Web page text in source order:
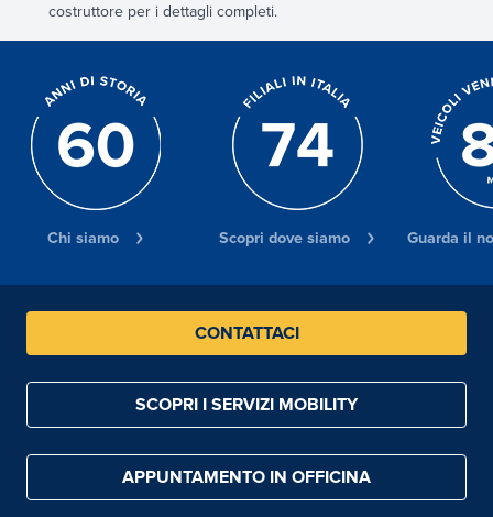
costruttore per i dettagli completi.
Chi siamo Scopri dove siamo Guarda il
CONTATTACI
SCOPRI I SERVIZI MOBILITY
APPUNTAMENTO IN OFFICINA